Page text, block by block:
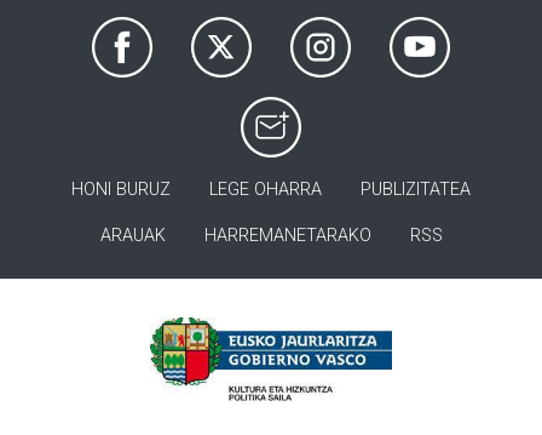
HONI BURUZ LEGE OHARRA PUBLIZITATEA
ARAUAK HARREMANETARAKO RSS